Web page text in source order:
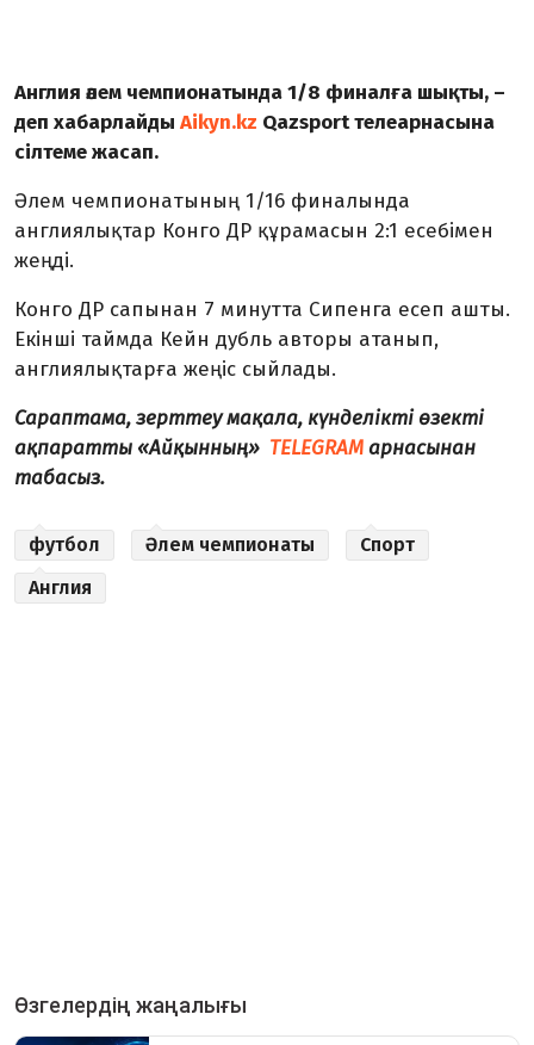
Англия әлем чемпионатында 1/8 финалға шықты, –
деп хабарлайды Aikyn.kz Qazsport телеарнасына
сілтеме жасап.
Әлем чемпионатының 1/16 финалында
англиялықтар Конго ДР құрамасын 2:1 есебімен
жеңді.
Конго ДР сапынан 7 минутта Сипенга есеп ашты.
Екінші таймда Кейн дубль авторы атанып,
англиялықтарға жеңіс сыйлады.
Сараптама, зерттеу мақала, күнделікті өзекті
ақпаратты «Айқынның» TELEGRAMарнасынан
табасыз.
футбол Әлем чемпионаты
Спорт
Англия